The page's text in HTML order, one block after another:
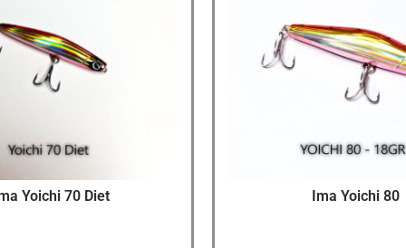
Ima Yoichi 80
Yoichi 70 Diet